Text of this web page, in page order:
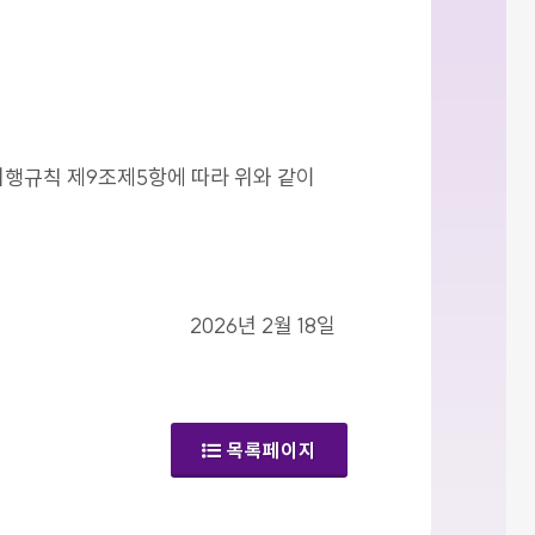
행규칙 제9조제5항에 따라 위와 같이
2026년 2월 18일
목록페이지